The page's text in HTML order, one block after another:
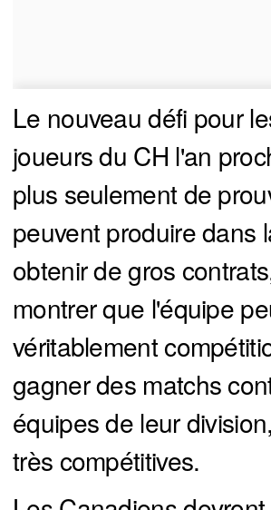
Le nouveau défi pour
joueurs du CH l'an
plus seulement de
peuvent produire dans
obtenir de gros
montrer que l'équipe
véritablement
gagner des matchs
équipes de leur
très compétitives.